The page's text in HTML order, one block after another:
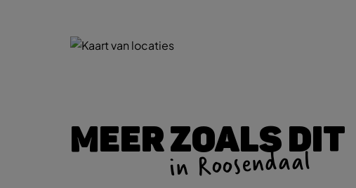
MEER ZOALS DIT
in Roosendaal